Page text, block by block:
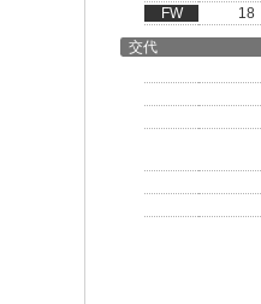
FW
18
交代